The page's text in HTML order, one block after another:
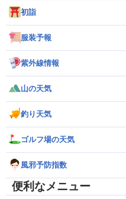
初詣
服装予報
紫外線情報
山の天気
釣り天気
ゴルフ場の天気
風邪予防指数
便利なメニュー